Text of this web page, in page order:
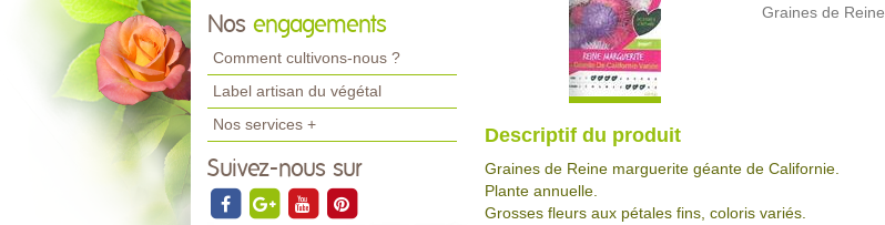
Nos engagements
Comment cultivons-nous ?
Label artisan du végétal
Nos services +
Suivez-nous sur
Graines de
Descriptif du produit
Graines de Reine marguerite géante de Californie.
Plante annuelle.
Grosses fleurs aux pétales fins, coloris variés.